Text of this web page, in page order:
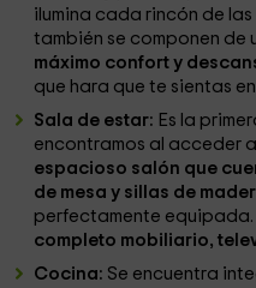
ilumina cada rincón de
también se componen de
máximo confort y
que hara que te sientas
Sala de estar: Es la
encontramos al acceder
espacioso salón que
de mesa y sillas de
perfectamente equipada.
completo mobiliario,
Cocina: Se encuentra